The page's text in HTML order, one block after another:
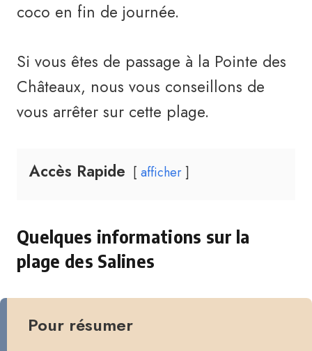
coco en fin de journée.
Si vous êtes de passage à la Pointe des
Châteaux, nous vous conseillons de
vous arrêter sur cette plage.
Accès Rapide afficher
Quelques informations sur la
plage des Salines
Pour résumer